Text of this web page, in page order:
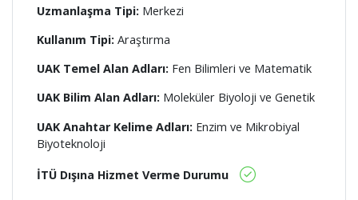
Uzmanlaşma Tipi: Merkezi
Kullanım Tipi: Araştırma
UAK Temel Alan Adları: Fen Bilimleri ve Matematik
UAK Bilim Alan Adları: Moleküler Biyoloji ve Genetik
UAK Anahtar Kelime Adları: Enzim ve Mikrobiyal
Biyoteknoloji
İTÜ Dışına Hizmet Verme Durumu